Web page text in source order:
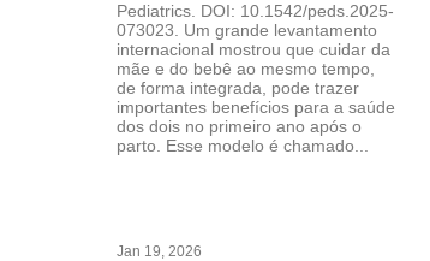
Pediatrics. DOI: 10.1542/peds.2025-
073023. Um grande levantamento
internacional mostrou que cuidar da
mãe e do bebê ao mesmo tempo,
de forma integrada, pode trazer
importantes benefícios para a saúde
dos dois no primeiro ano após o
parto. Esse modelo é chamado...
Jan 19, 2026